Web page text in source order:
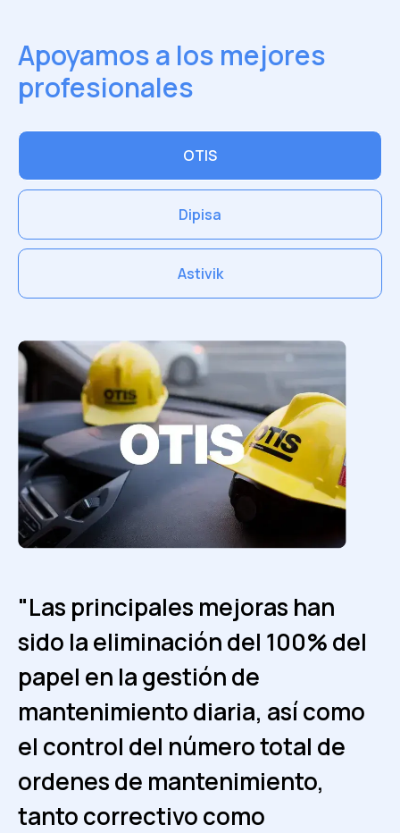
Apoyamos a los mejores
profesionales
OTIS
Dipisa
Astivik
"Las principales mejoras han
sido la eliminación del 100% del
papel en la gestión de
mantenimiento diaria, así como
el control del número total de
ordenes de mantenimiento,
tanto correctivo como
"Nos ayuda a tener trazabilidad,
reportes y unas rutinas claras en
el equipo y con proveedores
externos, lo que nos ha ayudado
a tener una confiabilidad
cercana al 95%."
"Fracttal es clave para cumplir
con los tiempos de entrega en
cada servicio, asegurando la
máxima disponibilidad de
nuestros equipos frente a
nuestro mayor desafío.”